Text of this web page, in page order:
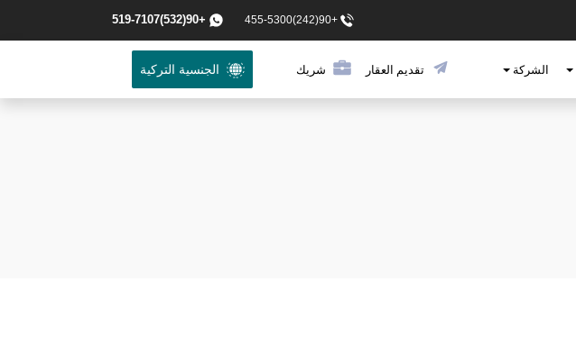
+90(242)455-5300
+90(532)519-7107
الشركة تقديم العقار شريك الجنسية التركية